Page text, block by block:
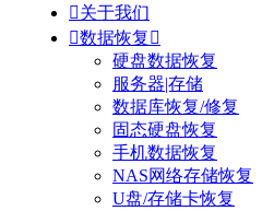
关于我们
数据恢复 
硬盘数据恢复
服务器|存储
数据库恢复/修复
固态硬盘恢复
手机数据恢复
NAS网络存储恢复
U盘/存储卡恢复